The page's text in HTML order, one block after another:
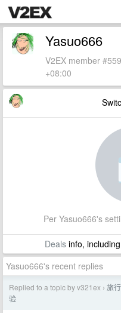
Yasuo666
V2EX member
+08:00
Per Yasuo666's
Dealsinfo,
Yasuo666's recent replies
Replied to a topic by v321ex › 旅
验